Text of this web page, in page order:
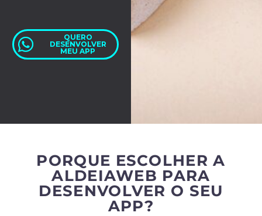
QUERO
DESENVOLVER
MEU APP
PORQUE ESCOLHER A
ALDEIAWEB PARA
DESENVOLVER O SEU
APP?